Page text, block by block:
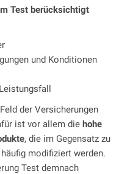
Test berücksichtigt
und Konditionen
der Versicherungen
ist vor allem die hohe
, die im Gegensatz zu
modifiziert werden.
Test demnach